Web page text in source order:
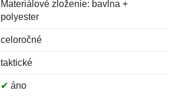
Materiálové zloženie: bavlna +
polyester
celoročné
taktické
✔ áno